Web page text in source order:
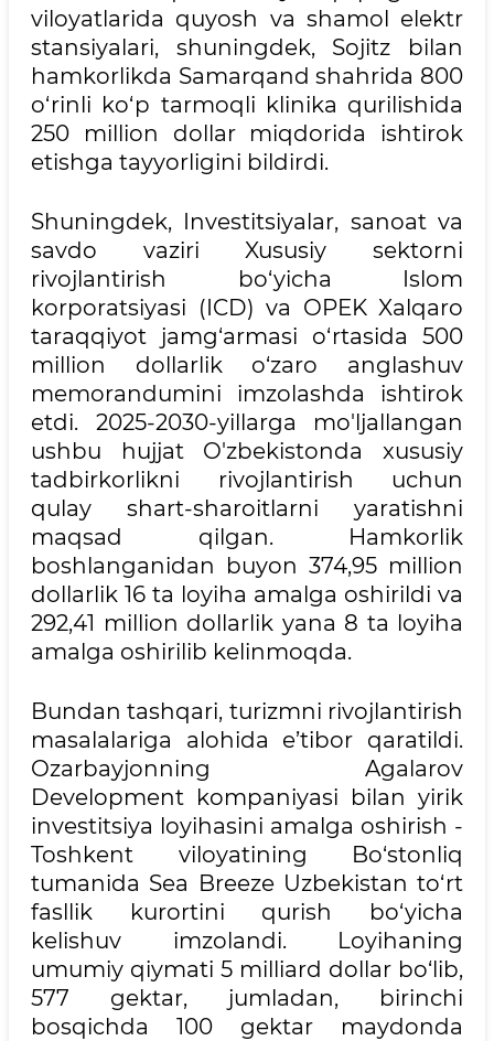
viloyatlarida quyosh va shamol elektr
stansiyalari, shuningdek, Sojitz bilan
hamkorlikda Samarqand shahrida 800
o‘rinli ko‘p tarmoqli klinika qurilishida
250 million dollar miqdorida ishtirok
etishga tayyorligini bildirdi.
Shuningdek, Investitsiyalar, sanoat va
savdo vaziri Xususiy sektorni
rivojlantirish bo‘yicha Islom
korporatsiyasi (ICD) va OPEK Xalqaro
taraqqiyot jamg‘armasi o‘rtasida 500
million dollarlik o‘zaro anglashuv
memorandumini imzolashda ishtirok
etdi. 2025-2030-yillarga mo'ljallangan
ushbu hujjat O'zbekistonda xususiy
tadbirkorlikni rivojlantirish uchun
qulay shart-sharoitlarni yaratishni
maqsad qilgan. Hamkorlik
boshlanganidan buyon 374,95 million
dollarlik 16 ta loyiha amalga oshirildi va
292,41 million dollarlik yana 8 ta loyiha
amalga oshirilib kelinmoqda.
Bundan tashqari, turizmni rivojlantirish
masalalariga alohida e’tibor qaratildi.
Ozarbayjonning Agalarov
Development kompaniyasi bilan yirik
investitsiya loyihasini amalga oshirish -
Toshkent viloyatining Bo‘stonliq
tumanida Sea Breeze Uzbekistan to‘rt
fasllik kurortini qurish bo‘yicha
kelishuv imzolandi. Loyihaning
umumiy qiymati 5 milliard dollar bo‘lib,
577 gektar, jumladan, birinchi
bosqichda 100 gektar maydonda